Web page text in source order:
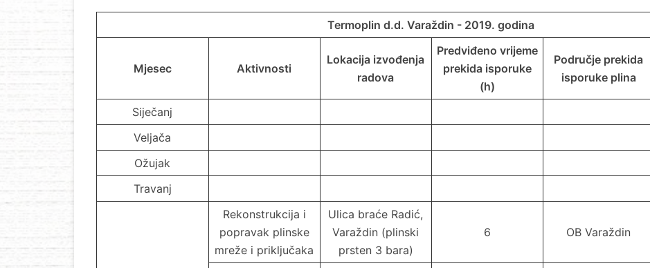
Termoplin d.d. Varaždin - 2019. godina
Mjesec Aktivnosti
Lokacija izvođenja
radova
Predviđeno vrijeme
prekida isporuke
(h)
Područje prekida
isporuke plina
Siječanj
Veljača
Ožujak
Travanj
Rekonstrukcija i
popravak plinske
mreže i priključaka
Ulica braće Radić,
Varaždin (plinski
prsten 3 bara)
6 OB Varaždin